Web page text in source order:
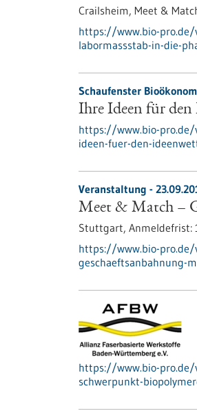
Crailsheim, Meet &
https://www.bio-pro.de/
labormassstab-in-die-
Schaufenster
Ihre Ideen für den
https://www.bio-
ideen-fuer-den-
Veranstaltung -
Meet & Match –
Stuttgart, Anmeldefrist:
https://www.bio-
geschaeftsanbahnung-
https://www.bio-
schwerpunkt-